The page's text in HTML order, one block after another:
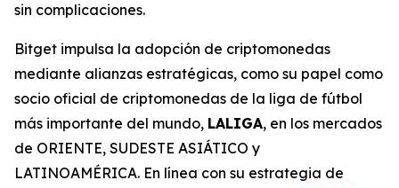
sin complicaciones.
Bitget impulsa la adopción de criptomonedas
mediante alianzas estratégicas, como su papel como
socio oficial de criptomonedas de la liga de fútbol
más importante del mundo, LALIGA, en los mercados
de ORIENTE, SUDESTE ASIÁTICO y
LATINOAMÉRICA. En línea con su estrategia de